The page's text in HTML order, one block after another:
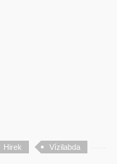
Hirek Vízilabda